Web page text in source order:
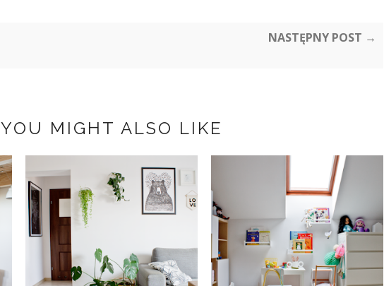
NASTĘPNY POST →
YOU MIGHT ALSO LIKE